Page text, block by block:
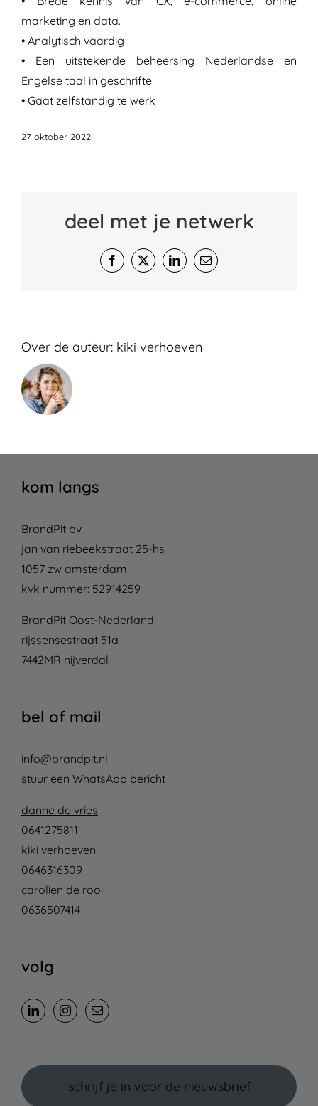
marketing en data.
• Analytisch vaardig
• Een uitstekende beheersing Nederlandse en
Engelse taal in geschrifte
• Gaat zelfstandig te werk
27 oktober 2022
deel met je netwerk
Facebook
X LinkedIn
E-
mail
Over de auteur: kiki verhoeven
kom langs
BrandPit bv
jan van riebeekstraat 25-hs
1057 zw amsterdam
kvk nummer: 52914259
BrandPit Oost-Nederland
rijssensestraat 51a
7442MR nijverdal
bel of mail
info@brandpit.nl
stuur een WhatsApp bericht
danne de vries
0641275811
kiki verhoeven
0646316309
carolien de rooi
0636507414
volg
schrijf je in voor de nieuwsbrief